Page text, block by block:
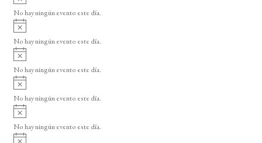
v
i
o
No hay ningún evento este día.
A
v
i
o
No hay ningún evento este día.
A
v
i
o
No hay ningún evento este día.
A
v
i
o
No hay ningún evento este día.
A
v
i
No hay ningún evento este día.
A